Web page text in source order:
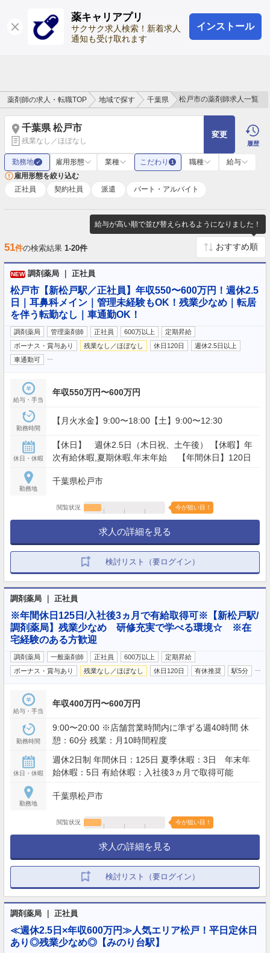
薬キャリアプリ
サクサク求人検索！新着求人
通知も受け取れます
インストール
ログイン 会員登録
薬剤師の求人・転職TOP 地域で探す 千葉県 松戸市の薬剤師求人一覧
千葉県 松戸市
残業なし／ほぼなし
変更
履歴
勤務地 ✓ 雇用形態 業種 こだわり 1 職種
給与
雇用形態を絞り込む
正社員
契約社員 派遣 パート・アルバイト
給与が高い順で並び替えられるようになりました！
51件の検索結果 1-20件
NEW 調剤薬局 ｜ 正社員
松戸市【新松戸駅／正社員】年収550〜600万円！週休2.5
日｜耳鼻科メイン｜管理未経験もOK！残業少なめ｜転居
を伴う転勤なし｜車通勤OK！
調剤薬局 管理薬剤師 正社員 600万以上
定期昇給
ボーナス・賞与あり
残業なし／ほぼなし 休日120日
週休2.5日以上
車通勤可
給与・手当
年収550万円〜600万円
勤務時間
【月火水金】9:00〜18:00【土】9:00〜12:30
休日・休暇
【休日】 週休2.5日（木日祝、土午後） 【休暇】年
次有給休暇,夏期休暇,年末年始 【年間休日】120日
勤務地
千葉県松戸市
閲覧状況 今が狙い目！
求人の詳細を見る
検討リスト（要ログイン）
調剤薬局 ｜ 正社員
※年間休日125日/入社後3ヵ月で有給取得可※【新松戸駅/
調剤薬局】残業少なめ 研修充実で学べる環境☆ ※在
宅経験のある方歓迎
調剤薬局 一般薬剤師 正社員 600万以上
定期昇給
ボーナス・賞与あり
残業なし／ほぼなし 休日120日 有休推奨 駅5分
給与・手当
年収400万円〜600万円
勤務時間
9:00〜20:00 ※店舗営業時間内に準ずる週40時間 休
憩：60分 残業：月10時間程度
休日・休暇
週休2日制 年間休日：125日 夏季休暇：3日 年末年
始休暇：5日 有給休暇：入社後3ヵ月で取得可能
勤務地
千葉県松戸市
閲覧状況 今が狙い目！
求人の詳細を見る
検討リスト（要ログイン）
調剤薬局 ｜ 正社員
≪週休2.5日×年収600万円≫人気エリア松戸！平日定休日
あり◎残業少なめ◎【みのり台駅】